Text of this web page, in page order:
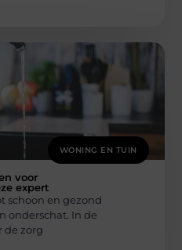
WONING EN TUIN
voor
expert
schoon en gezond
onderschat. In de
de zorg